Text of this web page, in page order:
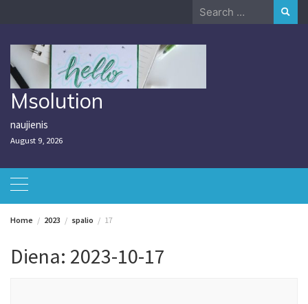
Search
Msolution
naujienis
August 9, 2026
Home 2023 spalio 17
Diena: 2023-10-17